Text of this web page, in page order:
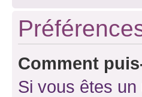
Comment
Si vous êtes